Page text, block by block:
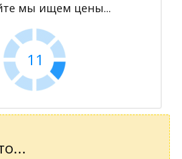
мы ищем цены...
11